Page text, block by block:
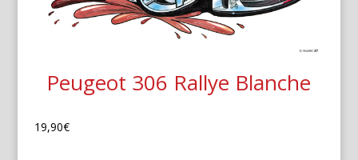
Peugeot 306 Rallye Blanche
19,90€